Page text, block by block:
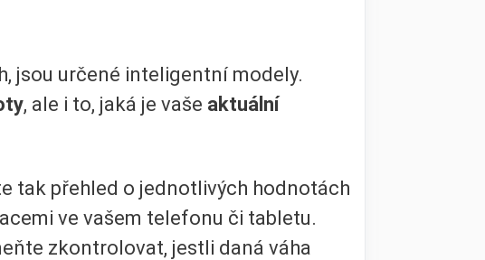
jsou určené inteligentní modely.
, ale i to, jaká je vaše aktuální
tak přehled o jednotlivých hodnotách
ve vašem telefonu či tabletu.
zkontrolovat, jestli daná váha